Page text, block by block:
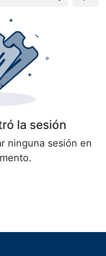
la sesión
ninguna sesión en